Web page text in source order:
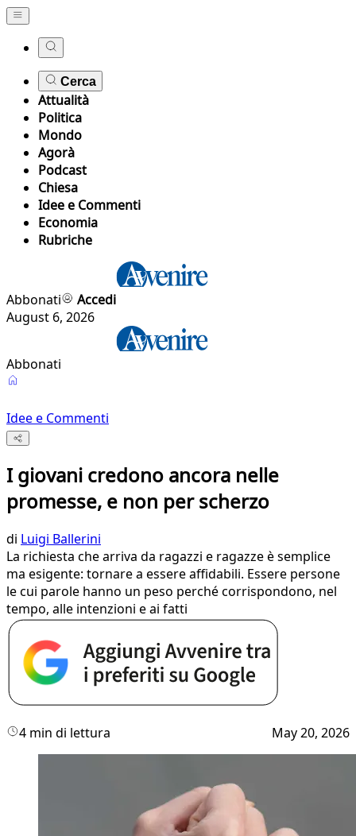
Cerca
Attualità
Politica
Mondo
Agorà
Podcast
Chiesa
Idee e Commenti
Economia
Rubriche
Abbonati
Accedi
August 6, 2026
Abbonati
Idee e Commenti
I giovani credono ancora nelle
promesse, e non per scherzo
di Luigi Ballerini
La richiesta che arriva da ragazzi e ragazze è semplice
ma esigente: tornare a essere affidabili. Essere persone
le cui parole hanno un peso perché corrispondono, nel
tempo, alle intenzioni e ai fatti
4 min di lettura May 20, 2026